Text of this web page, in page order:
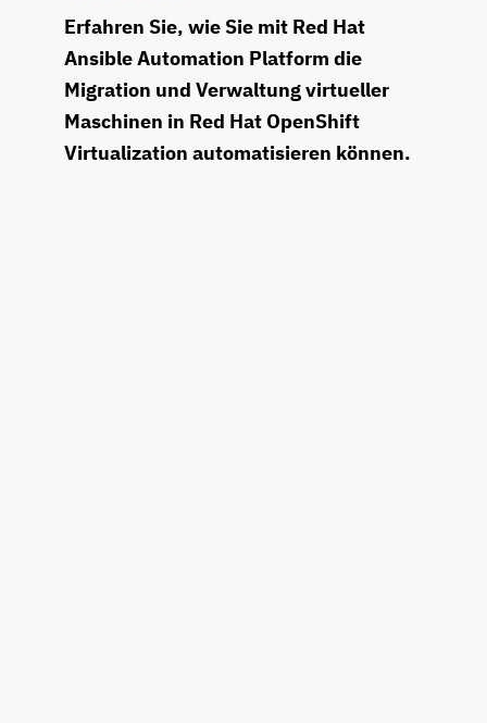
Erfahren Sie, wie Sie mit Red Hat
Ansible Automation Platform die
Migration und Verwaltung virtueller
Maschinen in Red Hat OpenShift
Virtualization automatisieren können.